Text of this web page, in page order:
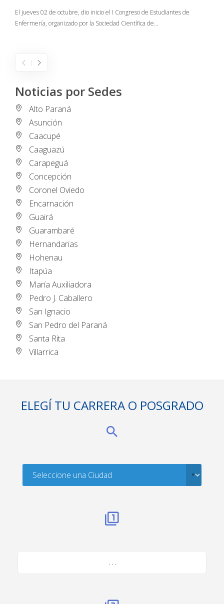
El jueves 02 de octubre, dio inicio el I Congreso de Estudiantes de
Enfermería, organizado por la Sociedad Científica de…
Noticias por Sedes
Alto Paraná
Asunción
Caacupé
Caaguazú
Carapeguá
Concepción
Coronel Oviedo
Encarnación
Guairá
Guarambaré
Hernandarias
Hohenau
Itapúa
María Auxiliadora
Pedro J. Caballero
San Ignacio
San Pedro del Paraná
Santa Rita
Villarrica
ELEGÍ TU CARRERA O POSGRADO
. . .